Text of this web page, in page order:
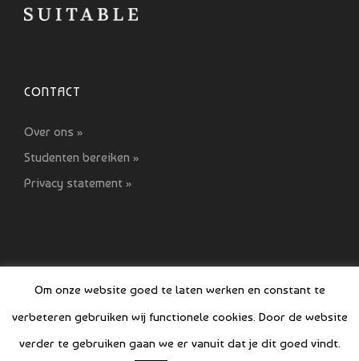
CONTACT
Over ons »
Studenten bereiken »
Privacy statement »
© COPYRIGHT SI GIDS 2021-2022
Om onze website goed te laten werken en constant te
verbeteren gebruiken wij functionele cookies. Door de website
verder te gebruiken gaan we er vanuit dat je dit goed vindt.